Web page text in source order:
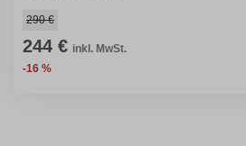
290 €
244 € inkl. MwSt.
-16 %